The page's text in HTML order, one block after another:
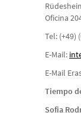
Oficina
Tel: (+49)
E-Mail:
E-Mail
Tiempo
Sofia